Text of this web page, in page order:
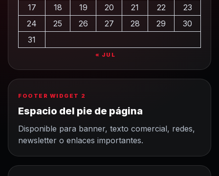
17
18 19 20 21 22
23
24
25 26 27 28 29
30
31
« JUL
FOOTER WIDGET 2
Espacio del pie de página
Disponible para banner, texto comercial, redes,
newsletter o enlaces importantes.